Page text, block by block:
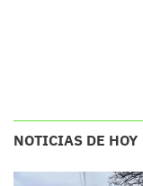
NOTICIAS DE HOY